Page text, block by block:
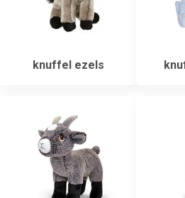
knuffel ezels